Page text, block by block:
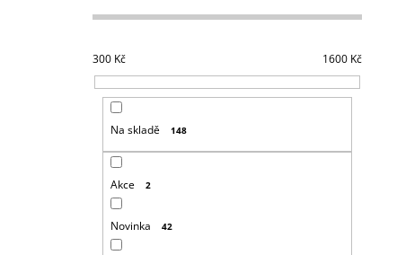
300 Kč 1600 Kč
Na skladě 148
Akce 2
Novinka 42